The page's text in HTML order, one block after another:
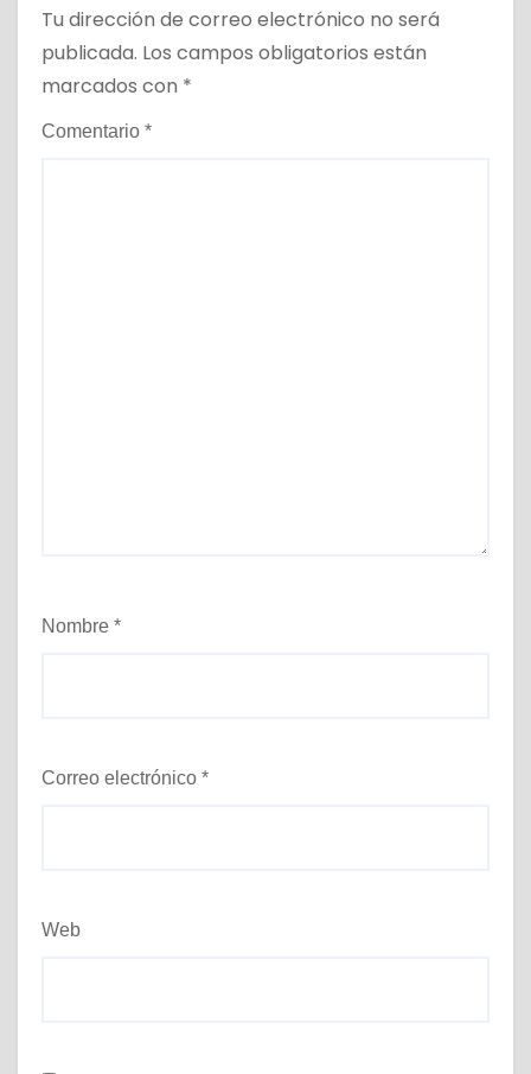
Tu dirección de correo electrónico no será
publicada. Los campos obligatorios están
marcados con *
Comentario *
Nombre *
Correo electrónico *
Web